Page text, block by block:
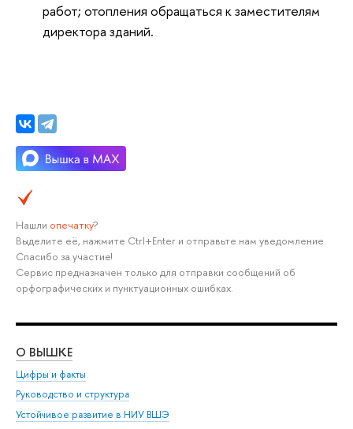
работ; отопления обращаться к заместителям
директора зданий.
Нашли опечатку?
Выделите её, нажмите Ctrl+Enter и отправьте нам уведомление.
Спасибо за участие!
Сервис предназначен только для отправки сообщений об
орфографических и пунктуационных ошибках.
О ВЫШКЕ
Цифры и факты
Руководство и структура
Устойчивое развитие в НИУ ВШЭ